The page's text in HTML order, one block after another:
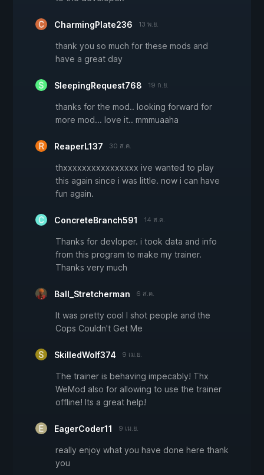
CharmingPlate236 13 พ.ย.
thank you so much for these mods and
have a great day
SleepingRequest768 19 ก.ย.
thanks for the mod.. looking forward for
more mod... love it.. mmmuaaha
ReaperL137 30 ส.ค.
thxxxxxxxxxxxxxxxx ive wanted to play
this again since i was little. now i can have
fun again.
ConcreteBranch591 14 ส.ค.
Thanks for devloper. i took data and info
from this program to make my trainer.
Thanks very much
Ball_Stretcherman 6 ส.ค.
It was pretty cool I shot people and the
Cops Couldn't Get Me
SkilledWolf374 9 เม.ย.
The trainer is behaving impecably! Thx
WeMod also for allowing to use the trainer
offline! Its a great help!
EagerCoder11 9 เม.ย.
really enjoy what you have done here thank
you